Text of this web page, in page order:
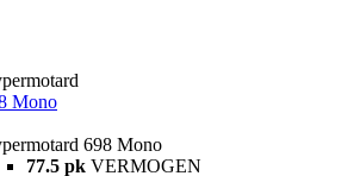
Mono
698 Mono
77.5 pk VERMOGEN